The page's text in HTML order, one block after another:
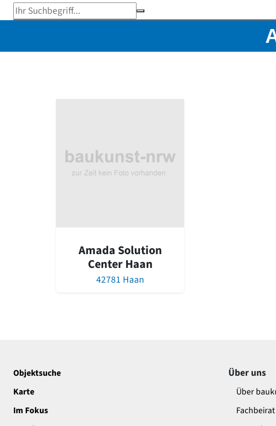
Suchbegriff eingeben
Amada Solution
Center Haan
42781 Haan
Objektsuche
Karte
Im Fokus
Über uns
Über
Fachbeirat